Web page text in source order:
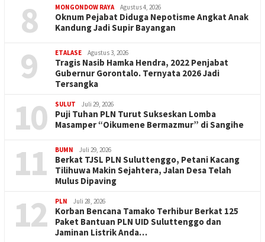
8 MONGONDOW RAYA Agustus 4, 2026
Oknum Pejabat Diduga Nepotisme Angkat Anak
Kandung Jadi Supir Bayangan
9 ETALASE Agustus 3, 2026
Tragis Nasib Hamka Hendra, 2022 Penjabat
Gubernur Gorontalo. Ternyata 2026 Jadi
Tersangka
10 SULUT Juli 29, 2026
Puji Tuhan PLN Turut Sukseskan Lomba
Masamper “Oikumene Bermazmur” di Sangihe
11 BUMN Juli 29, 2026
Berkat TJSL PLN Suluttenggo, Petani Kacang
Tilihuwa Makin Sejahtera, Jalan Desa Telah
Mulus Dipaving
12 PLN Juli 28, 2026
Korban Bencana Tamako Terhibur Berkat 125
Paket Bantuan PLN UID Suluttenggo dan
Jaminan Listrik Anda…